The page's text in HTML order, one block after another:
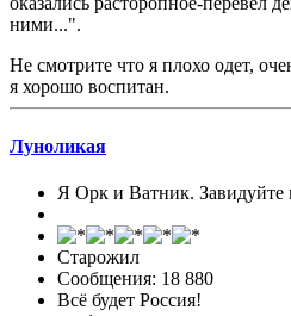
ними...".
Не смотрите что я плохо одет,
я хорошо воспитан.
Луноликая
Я Орк и Ватник. Завидуйте
Старожил
Сообщения: 18 880
Всё будет Россия!